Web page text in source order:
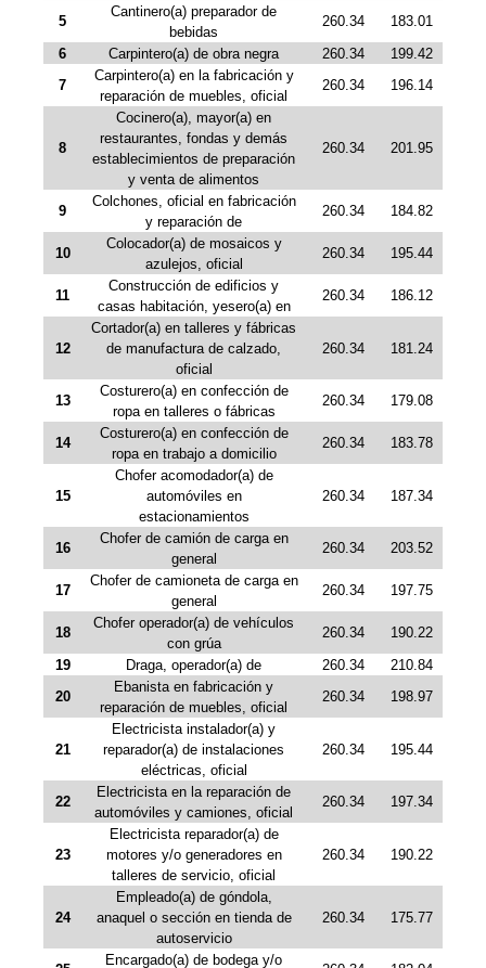
5
Cantinero(a) preparador de
bebidas
260.34
183.01
6
Carpintero(a) de obra negra 260.34
199.42
7
Carpintero(a) en la fabricación y
reparación de muebles, oficial
260.34 196.14
8
Cocinero(a), mayor(a) en
restaurantes, fondas y demás
establecimientos de preparación
y venta de alimentos
260.34 201.95
9
Colchones, oficial en fabricación
y reparación de
260.34 184.82
10
Colocador(a) de mosaicos y
azulejos, oficial
260.34 195.44
11
Construcción de edificios y
casas habitación, yesero(a) en
260.34 186.12
12
Cortador(a) en talleres y fábricas
de manufactura de calzado,
oficial
260.34 181.24
13
Costurero(a) en confección de
ropa en talleres o fábricas
260.34 179.08
14
Costurero(a) en confección de
ropa en trabajo a domicilio
260.34 183.78
15
Chofer acomodador(a) de
automóviles en
estacionamientos
260.34 187.34
16
Chofer de camión de carga en
general
260.34 203.52
17
Chofer de camioneta de carga en
general
260.34 197.75
18
Chofer operador(a) de vehículos
con grúa
260.34
190.22
19
Draga, operador(a) de 260.34
210.84
20
Ebanista en fabricación y
reparación de muebles, oficial
260.34 198.97
21
Electricista instalador(a) y
reparador(a) de instalaciones
eléctricas, oficial
260.34 195.44
22
Electricista en la reparación de
automóviles y camiones, oficial
260.34 197.34
23
Electricista reparador(a) de
motores y/o generadores en
talleres de servicio, oficial
260.34 190.22
24
Empleado(a) de góndola,
anaquel o sección en tienda de
autoservicio
260.34 175.77
Encargado(a) de bodega y/o